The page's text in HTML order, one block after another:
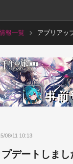
報一覧 アプリアッ
08/11 10:13
デートしまし